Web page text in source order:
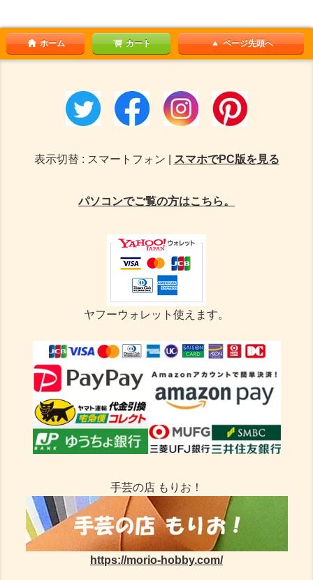
ホーム カート ページ先頭へ
表示切替 : スマートフォン | スマホでPC版を見る
パソコンでご覧の方はこちら。
ヤフーウォレット使えます。
手芸の店 もりお！
https://morio-hobby.com/